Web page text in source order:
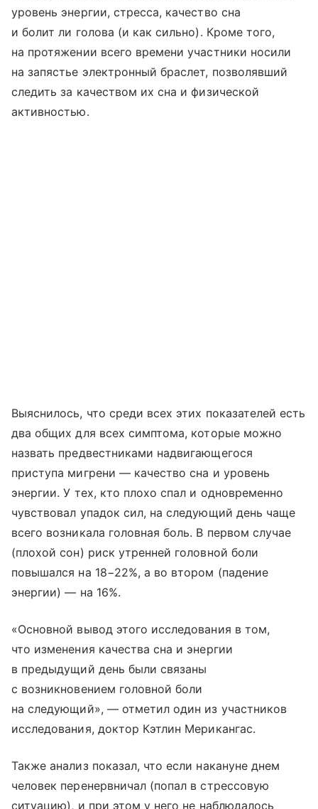
уровень энергии, стресса, качество сна
и болит ли голова (и как сильно). Кроме того,
на протяжении всего времени участники носили
на запястье электронный браслет, позволявший
следить за качеством их сна и физической
активностью.
Выяснилось, что среди всех этих показателей есть
два общих для всех симптома, которые можно
назвать предвестниками надвигающегося
приступа мигрени — качество сна и уровень
энергии. У тех, кто плохо спал и одновременно
чувствовал упадок сил, на следующий день чаще
всего возникала головная боль. В первом случае
(плохой сон) риск утренней головной боли
повышался на 18−22%, а во втором (падение
энергии) — на 16%.
«Основной вывод этого исследования в том,
что изменения качества сна и энергии
в предыдущий день были связаны
с возникновением головной боли
на следующий», — отметил один из участников
исследования, доктор Кэтлин Мерикангас.
Также анализ показал, что если накануне днем
человек перенервничал (попал в стрессовую
ситуацию), и при этом у него не наблюдалось